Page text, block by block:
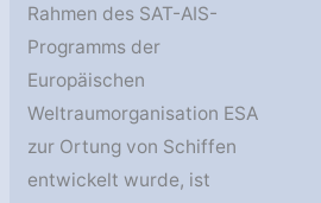
Rahmen des SAT-AIS-
Programms der
Europäischen
Weltraumorganisation ESA
zur Ortung von Schiffen
entwickelt wurde, ist